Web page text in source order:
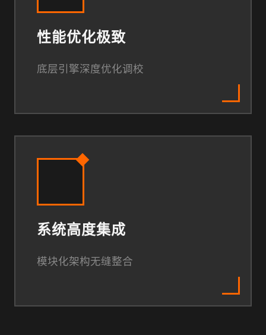
性能优化极致
底层引擎深度优化调校
系统高度集成
模块化架构无缝整合